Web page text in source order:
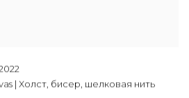
| Холст, бисер, шелковая нить